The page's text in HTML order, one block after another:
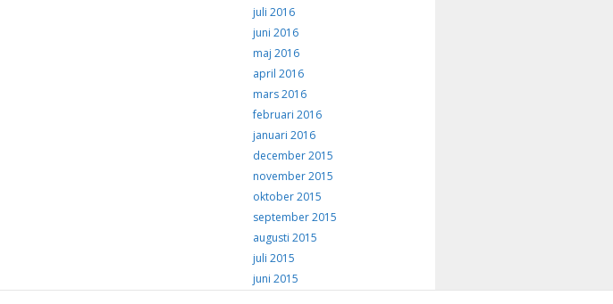
juli 2016
juni 2016
maj 2016
april 2016
mars 2016
februari 2016
januari 2016
december 2015
november 2015
oktober 2015
september 2015
augusti 2015
juli 2015
juni 2015